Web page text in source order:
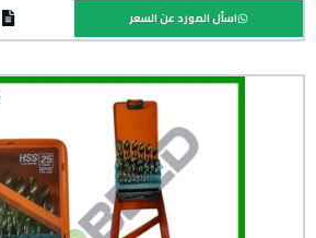
اسأل المورد عن السعر